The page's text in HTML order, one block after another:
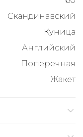
Скандинавский
Куница
Английский
Поперечная
Жакет